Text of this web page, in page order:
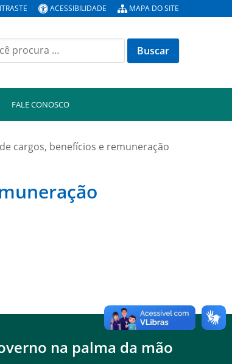
ACESSIBILIDADE MAPA DO SITE
FALE CONOSCO
de cargos, benefícios e remuneração
na palma da mão